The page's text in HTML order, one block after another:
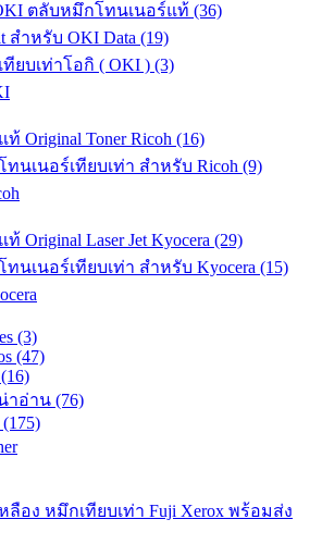
ตลับหมึกโทนเนอร์แท้ (36)
สำหรับ OKI Data (19)
ยบเท่าโอกิ ( OKI ) (3)
Original Toner Ricoh (16)
นเนอร์เทียบเท่า สำหรับ Ricoh (9)
Original Laser Jet Kyocera (29)
นเนอร์เทียบเท่า สำหรับ Kyocera (15)
(3)
(47)
อ่าน (76)
(175)
หลือง หมึกเทียบเท่า Fuji Xerox พร้อมส่ง